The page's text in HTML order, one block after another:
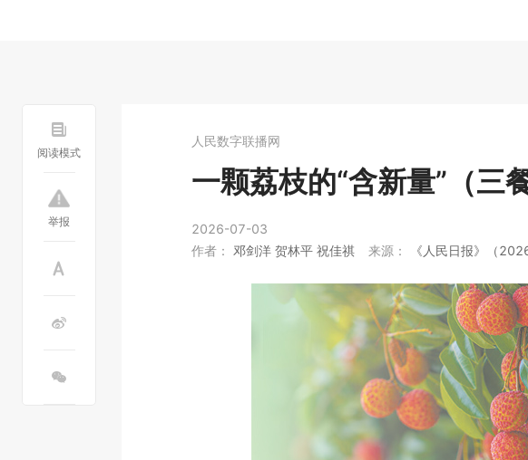
阅读模式
举报
人民数字联播网
一颗荔枝的“含新量”（三
2026-07-03
作者： 邓剑洋 贺林平 祝佳祺 来源： 《人民日报》（